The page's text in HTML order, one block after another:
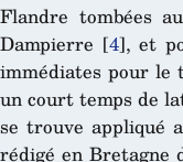
Flandre tombées
Dampierre [4], et
immédiates pour le
un court temps de
se trouve appliqué
rédigé en Bretagne